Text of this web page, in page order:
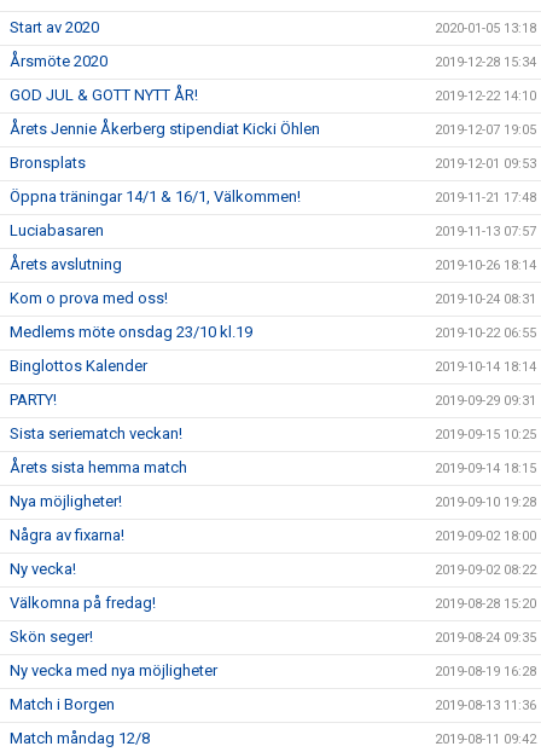
Start av 2020 2020-01-05 13:18
Årsmöte 2020 2019-12-28 15:34
GOD JUL & GOTT NYTT ÅR! 2019-12-22 14:10
Årets Jennie Åkerberg stipendiat Kicki Öhlen 2019-12-07 19:05
Bronsplats 2019-12-01 09:53
Öppna träningar 14/1 & 16/1, Välkommen! 2019-11-21 17:48
Luciabasaren 2019-11-13 07:57
Årets avslutning 2019-10-26 18:14
Kom o prova med oss! 2019-10-24 08:31
Medlems möte onsdag 23/10 kl.19 2019-10-22 06:55
Binglottos Kalender 2019-10-14 18:14
PARTY! 2019-09-29 09:31
Sista seriematch veckan! 2019-09-15 10:25
Årets sista hemma match 2019-09-14 18:15
Nya möjligheter! 2019-09-10 19:28
Några av fixarna! 2019-09-02 18:00
Ny vecka! 2019-09-02 08:22
Välkomna på fredag! 2019-08-28 15:20
Skön seger! 2019-08-24 09:35
Ny vecka med nya möjligheter 2019-08-19 16:28
Match i Borgen 2019-08-13 11:36
Match måndag 12/8 2019-08-11 09:42